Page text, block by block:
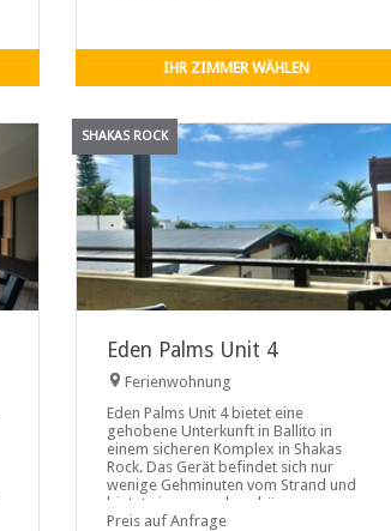
IHR ZIMMER WÄHLEN
SHAKAS ROCK
Eden Palms Unit 4
Ferienwohnung
Eden Palms Unit 4 bietet eine
gehobene Unterkunft in Ballito in
einem sicheren Komplex in Shakas
Rock. Das Gerät befindet sich nur
wenige Gehminuten vom Strand und
bietet einen wunderschönen
Meerblick. Geschäfte und Aktivitäten
Preis auf Anfrage